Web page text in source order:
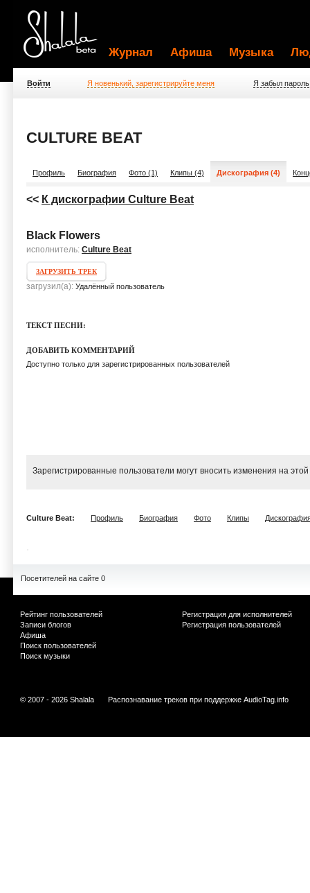
Журнал Афиша Музыка
Войти Я новенький, зарегистрируйте меня Я забыл пароль
CULTURE BEAT
Профиль Биография Фото (1) Клипы (4) Дискография (4)
<< К дискографии Culture Beat
Black Flowers
исполнитель: Culture Beat
ЗАГРУЗИТЬ ТРЕК
загрузил(а): Удалённый пользователь
ТЕКСТ ПЕСНИ:
ДОБАВИТЬ КОММЕНТАРИЙ
Доступно только для зарегистрированных пользователей
Зарегистрированные пользователи могут вносить изменения на
Culture Beat: Профиль Биография Фото Клипы
Посетителей на сайте 0
Рейтинг пользователей
Записи блогов
Афиша
Поиск пользователей
Поиск музыки
Регистрация для исполнителей
Регистрация пользователей
© 2007 - 2026 Shalala Распознавание треков при поддержке AudioTag.info